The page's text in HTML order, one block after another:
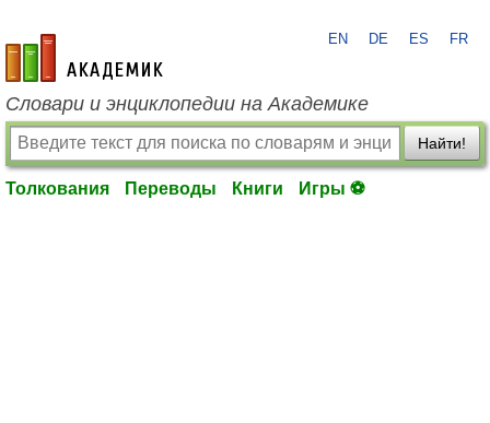
academic.ru
EN DE ES FR
Словари и энциклопедии на Академике
Найти!
Толкования Переводы Книги Игры ⚽